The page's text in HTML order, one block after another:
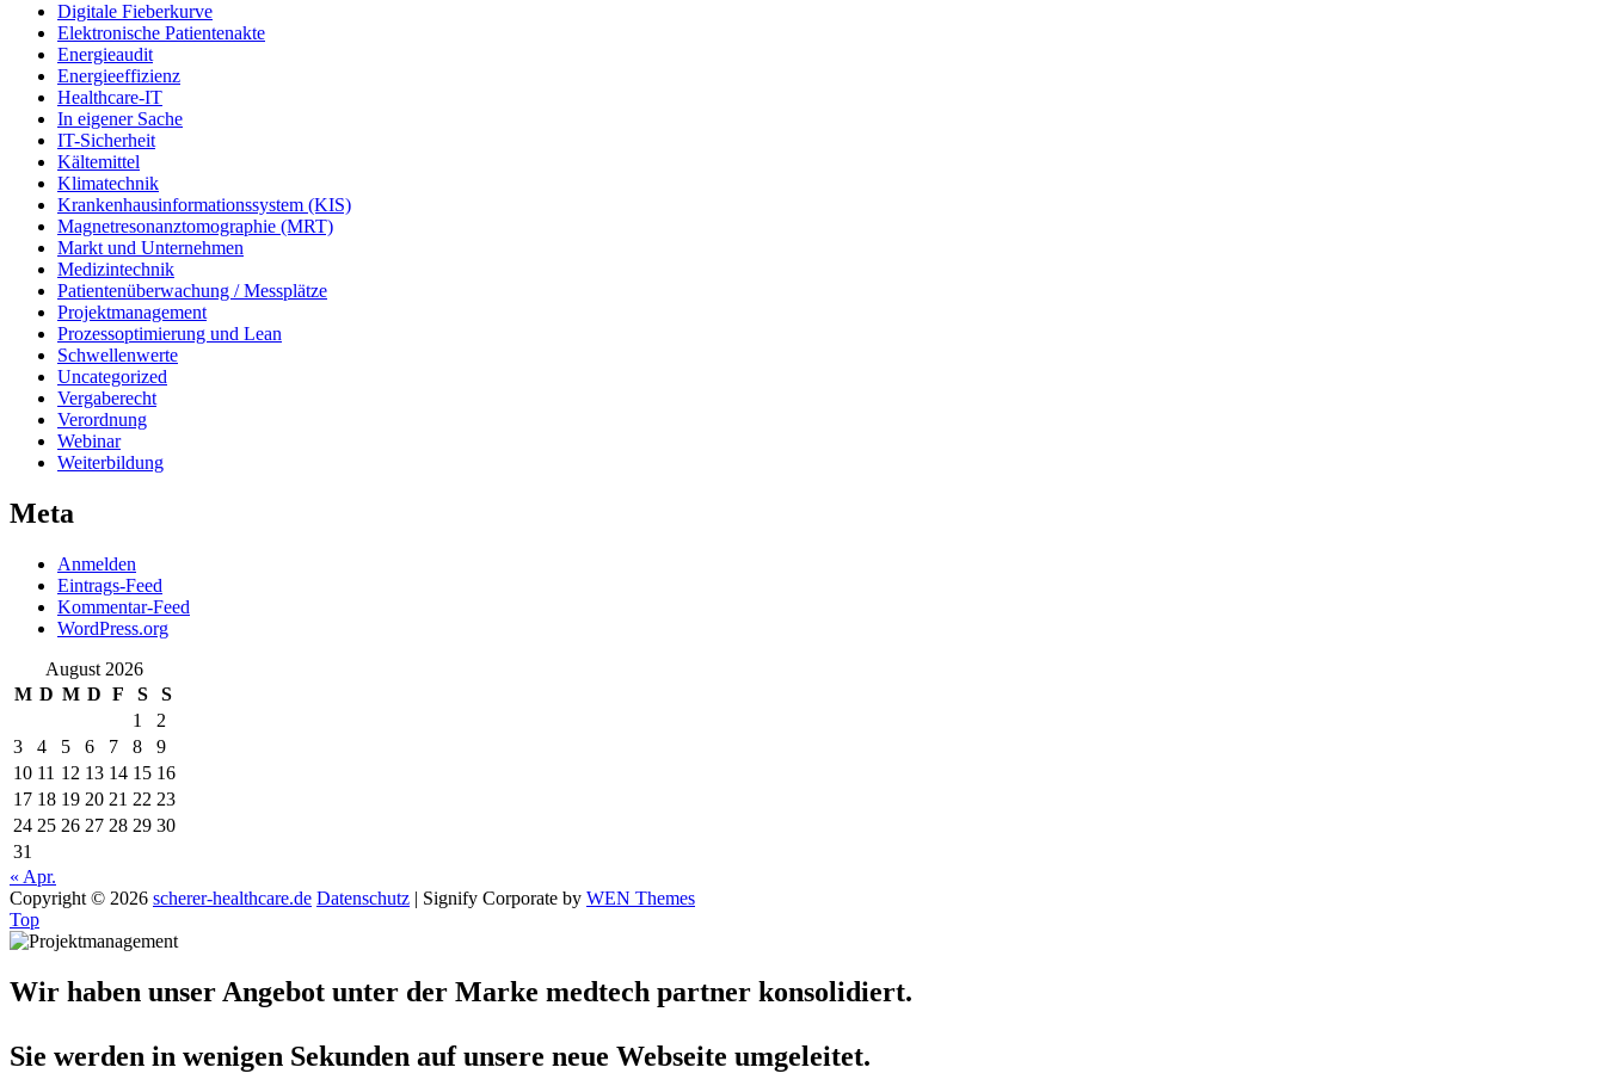
Digitale Fieberkurve
Elektronische Patientenakte
Energieaudit
Energieeffizienz
Healthcare-IT
In eigener Sache
IT-Sicherheit
Kältemittel
Klimatechnik
Krankenhausinformationssystem (KIS)
Magnetresonanztomographie (MRT)
Markt und Unternehmen
Medizintechnik
Patientenüberwachung / Messplätze
Projektmanagement
Prozessoptimierung und Lean
Schwellenwerte
Uncategorized
Vergaberecht
Verordnung
Webinar
Weiterbildung
Meta
Anmelden
Eintrags-Feed
Kommentar-Feed
WordPress.org
August 2026
M D M D F S
S
1
2
3
4 5 6 7 8
9
10 11 12 13 14 15 16
17 18 19 20 21 22 23
24 25 26 27 28 29 30
31
« Apr.
Copyright © 2026 scherer-healthcare.de Datenschutz | Signify Corporate by WEN Themes
Top
Wir haben unser Angebot unter der Marke medtech partner konsolidiert.
Sie werden in wenigen Sekunden auf unsere neue Webseite umgeleitet.